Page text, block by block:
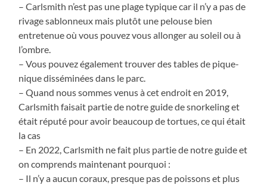
– Carlsmith n’est pas une plage typique car il n’y a pas de
rivage sablonneux mais plutôt une pelouse bien
entretenue où vous pouvez vous allonger au soleil ou à
l’ombre.
– Vous pouvez également trouver des tables de pique-
nique disséminées dans le parc.
– Quand nous sommes venus à cet endroit en 2019,
Carlsmith faisait partie de notre guide de snorkeling et
était réputé pour avoir beaucoup de tortues, ce qui était
la cas
– En 2022, Carlsmith ne fait plus partie de notre guide et
on comprends maintenant pourquoi :
– Il n’y a aucun coraux, presque pas de poissons et plus